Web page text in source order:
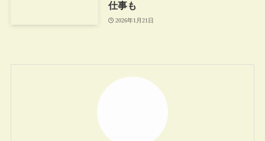
仕事も
2026年1月21日